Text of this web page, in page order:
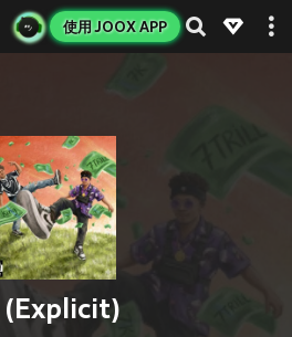
使用 JOOX APP
(Explicit)